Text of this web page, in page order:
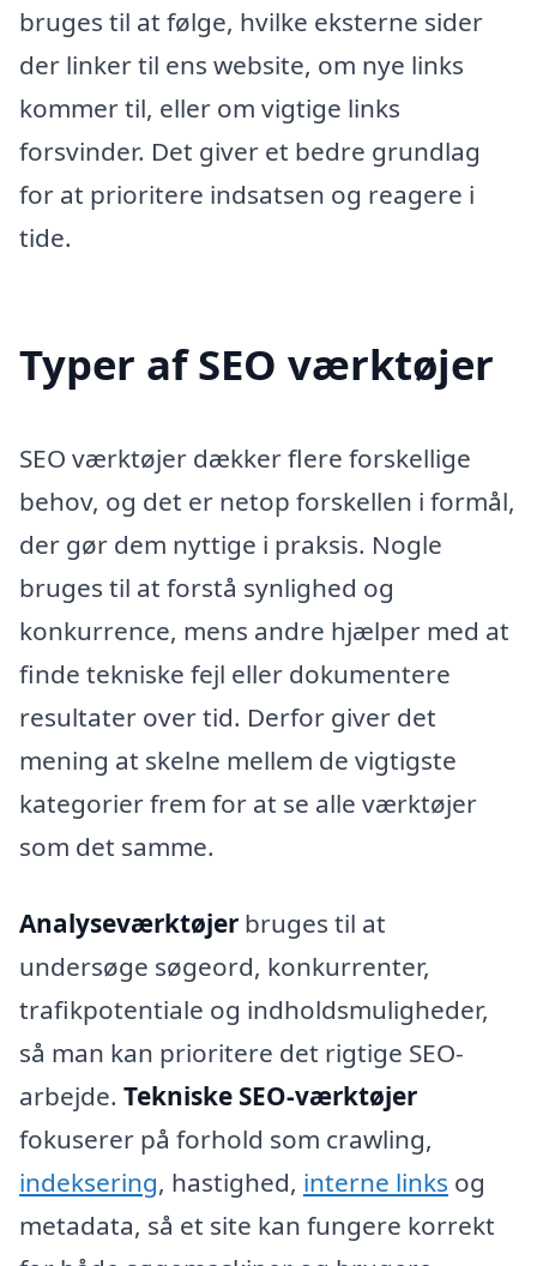
bruges til at følge, hvilke eksterne sider
der linker til ens website, om nye links
kommer til, eller om vigtige links
forsvinder. Det giver et bedre grundlag
for at prioritere indsatsen og reagere i
tide.
Typer af SEO værktøjer
SEO værktøjer dækker flere forskellige
behov, og det er netop forskellen i formål,
der gør dem nyttige i praksis. Nogle
bruges til at forstå synlighed og
konkurrence, mens andre hjælper med at
finde tekniske fejl eller dokumentere
resultater over tid. Derfor giver det
mening at skelne mellem de vigtigste
kategorier frem for at se alle værktøjer
som det samme.
Analyseværktøjer bruges til at
undersøge søgeord, konkurrenter,
trafikpotentiale og indholdsmuligheder,
så man kan prioritere det rigtige SEO-
arbejde. Tekniske SEO-værktøjer
fokuserer på forhold som crawling,
indeksering, hastighed, interne links og
metadata, så et site kan fungere korrekt